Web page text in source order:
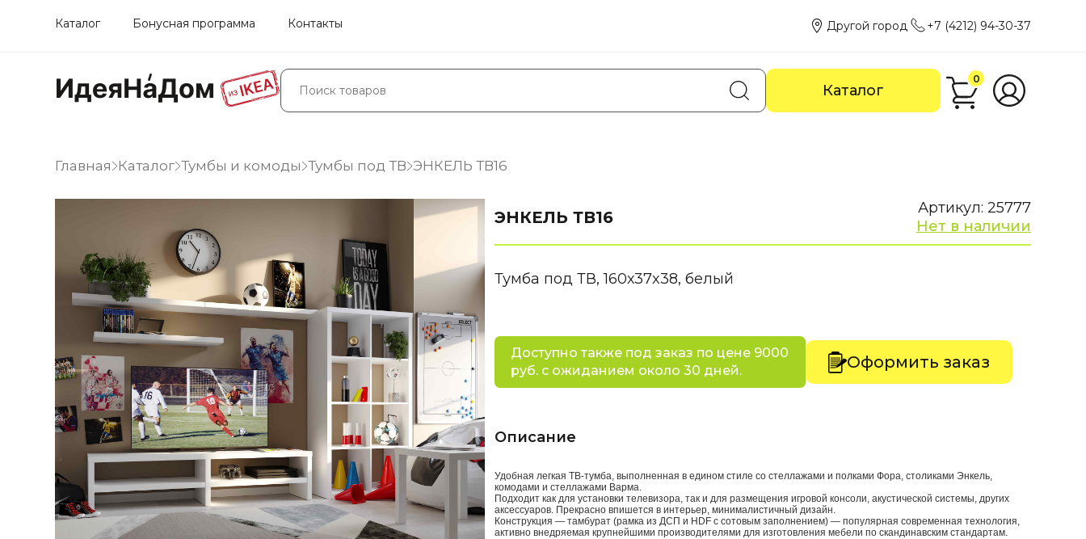
Каталог Бонусная программа Контакты Другой город +7 (4212) 94-30-37
Каталог
0
Главная Каталог Тумбы и комоды Тумбы под ТВ ЭНКЕЛЬ ТВ16
ЭНКЕЛЬ ТВ16
Артикул: 25777
Нет в наличии
Тумба под ТВ, 160х37x38, белый
Доступно также под заказ по цене 9000
руб. с ожиданием около 30 дней.
Оформить заказ
Описание
Удобная легкая ТВ-тумба, выполненная в едином стиле со стеллажами и полками Фора, столиками Энкель,
комодами и стеллажами Варма.
Подходит как для установки телевизора, так и для размещения игровой консоли, акустической системы, других
аксессуаров. Прекрасно впишется в интерьер, минималистичный дизайн.
Конструкция — тамбурат (рамка из ДСП и HDF с сотовым заполнением) — популярная современная технология,
активно внедряемая крупнейшими производителями для изготовления мебели по скандинавским стандартам.